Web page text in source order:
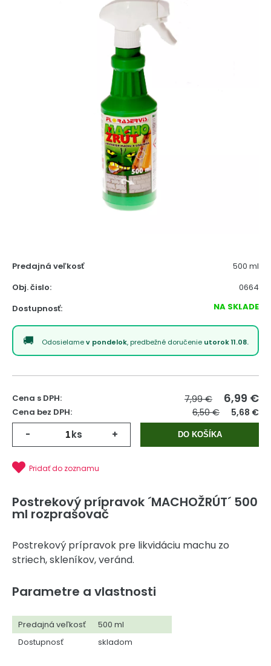
Predajná veľkosť
500 ml
Obj. čislo:
0664
Dostupnosť:
NA SKLADE
Odosielamev pondelok, predbežné doručenie utorok 11.08.
Cena s DPH: 7,99 € 6,99 €
Cena bez DPH: 6,50 € 5,68 €
- ks + DO KOŠÍKA
Pridať do zoznamu
Postrekový prípravok ´MACHOŽRÚT´ 500
ml rozprašovač
Postrekový prípravok pre likvidáciu machu zo
striech, skleníkov, veránd.
Parametre a vlastnosti
Predajná veľkosť
500 ml
Dostupnosť
skladom